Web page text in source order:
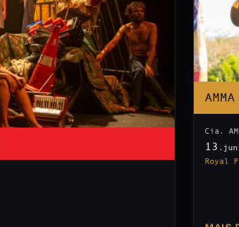
Cia.
13 .jun
Royal